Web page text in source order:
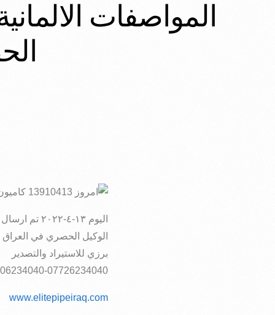
اليوم ١٣-٤-٢٠٢٢ تم ارسال شاحنة انابيب بولي اثيلين ثلاث طبقات المواصفات الالمانية ،250ملم 10 بار الى محافظة المثنى
الوكيل الحصري في العراق
برزي للاستيراد والتصدير
07726234040
www.elitepipeiraq.com